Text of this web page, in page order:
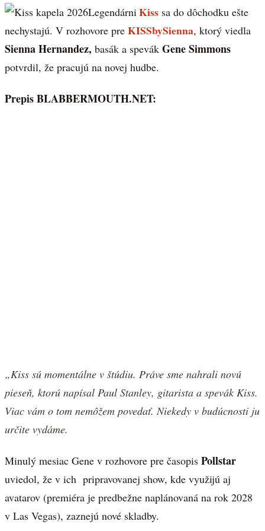
LegendárniKiss sa do dôchodku ešte
nechystajú. V rozhovore pre KISSbySienna, ktorý viedla
Sienna Hernandez, basák a spevák Gene Simmons
potvrdil, že pracujú na novej hudbe.
Prepis BLABBERMOUTH.NET:
„Kiss sú momentálne v štúdiu. Práve sme nahrali novú
pieseň, ktorú napísal Paul Stanley, gitarista a spevák Kiss.
Viac vám o tom nemôžem povedať. Niekedy v budúcnosti ju
určite vydáme.
Minulý mesiac Gene v rozhovore pre časopis Pollstar
uviedol, že v ich pripravovanej show, kde využijú aj
avatarov (premiéra je predbežne naplánovaná na rok 2028
v Las Vegas), zaznejú nové skladby.